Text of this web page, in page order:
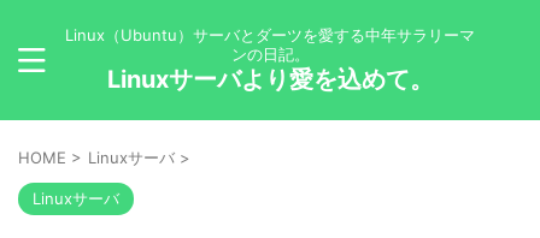
Linux（Ubuntu）サーバとダーツを愛する中年サラリーマ
ンの日記。
Linuxサーバより愛を込めて。
HOME > Linuxサーバ >
Linuxサーバ